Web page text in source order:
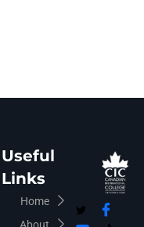
Useful
Links
Home